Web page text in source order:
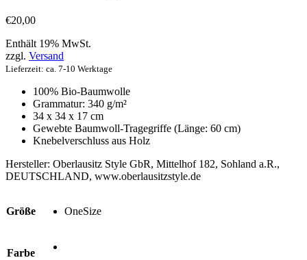
€20,00
Enthält 19% MwSt.
zzgl. Versand
Lieferzeit: ca. 7-10 Werktage
100% Bio-Baumwolle
Grammatur: 340 g/m²
34 x 34 x 17 cm
Gewebte Baumwoll-Tragegriffe (Länge: 60 cm)
Knebelverschluss aus Holz
Hersteller: Oberlausitz Style GbR, Mittelhof 182, Sohland a.R.,
DEUTSCHLAND, www.oberlausitzstyle.de
Größe OneSize
Farbe